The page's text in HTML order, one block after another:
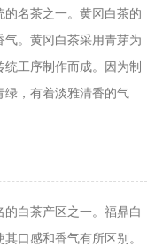
名茶之一。黄冈白茶的
。黄冈白茶采用青芽为
工序制作而成。因为制
，有着淡雅清香的气
白茶产区之一。福鼎白
口感和香气有所区别。